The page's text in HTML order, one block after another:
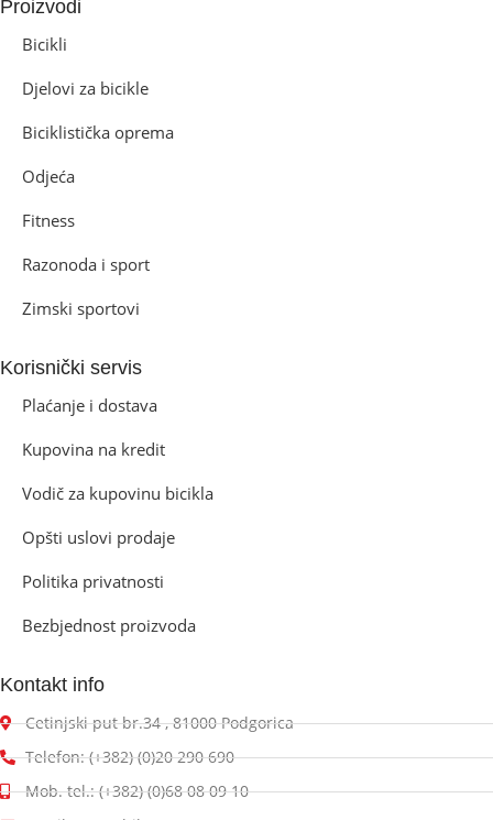
Proizvodi
Bicikli
Djelovi za bicikle
Biciklistička oprema
Odjeća
Fitness
Razonoda i sport
Zimski sportovi
Korisnički servis
Plaćanje i dostava
Kupovina na kredit
Vodič za kupovinu bicikla
Opšti uslovi prodaje
Politika privatnosti
Bezbjednost proizvoda
Kontakt info
Cetinjski put br.34 , 81000 Podgorica
Telefon: (+382) (0)20 290 690
Mob. tel.: (+382) (0)68 08 09 10